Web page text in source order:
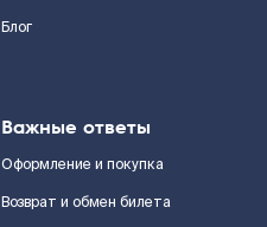
Блог
Важные ответы
Оформление и покупка
Возврат и обмен билета